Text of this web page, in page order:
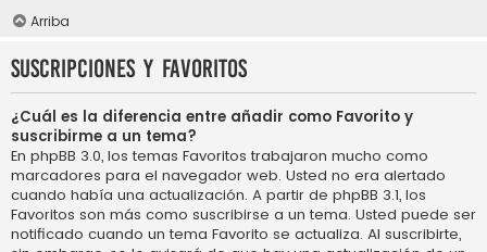
Arriba
Suscripciones y Favoritos
¿Cuál es la diferencia entre añadir como Favorito y
suscribirme a un tema?
En phpBB 3.0, los temas Favoritos trabajaron mucho como
marcadores para el navegador web. Usted no era alertado
cuando había una actualización. A partir de phpBB 3.1, los
Favoritos son más como suscribirse a un tema. Usted puede ser
notificado cuando un tema Favorito se actualiza. Al suscribirte,